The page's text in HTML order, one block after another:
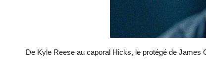
De Kyle Reese au caporal Hicks, le protégé de James